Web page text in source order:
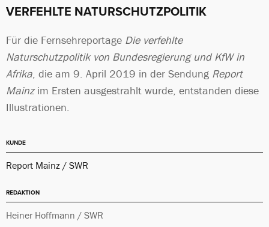
VERFEHLTE NATURSCHUTZPOLITIK
Für die Fernsehreportage Die verfehlte
Naturschutzpolitik von Bundesregierung und KfW in
Afrika, die am 9. April 2019 in der Sendung Report
Mainzim Ersten ausgestrahlt wurde, entstanden diese
Illustrationen.
KUNDE
Report Mainz / SWR
REDAKTION
Heiner Hoffmann / SWR